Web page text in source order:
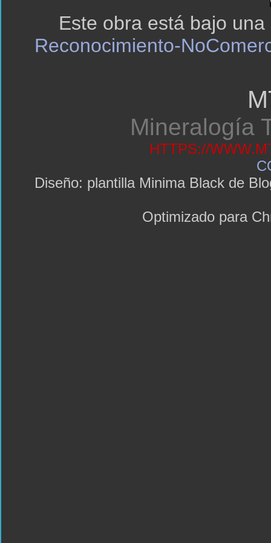
Este obra está bajo una
Reconocimiento-
Mineralogía
HTTPS://
Diseño: plantilla Minima Black de
Optimizado para